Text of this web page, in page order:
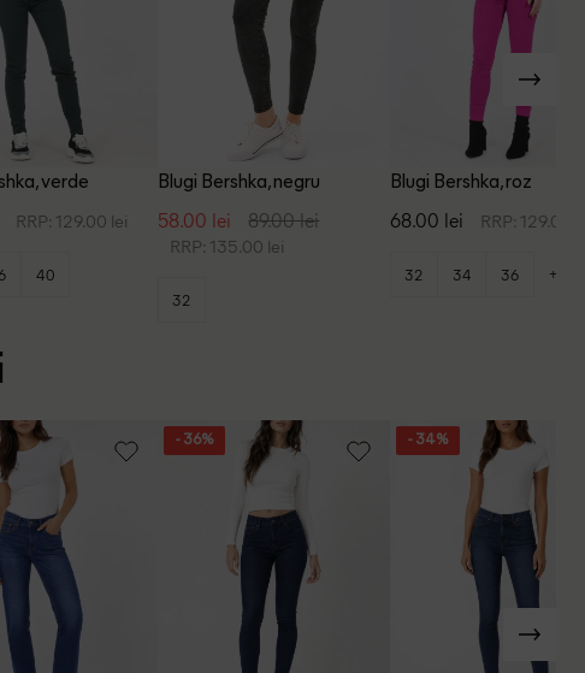
verde
RRP: 129.00 lei
40
Blugi Bershka, negru
58.00 lei 89.00 lei
RRP: 135.00 lei
32
Blugi Bershka, roz
68.00 lei RRP: 129.00
32 34 36 +2
- 36% - 34%